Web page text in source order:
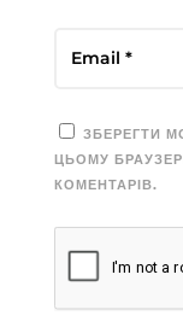
ЗБЕРЕГТИ
ЦЬОМУ
КОМЕНТАРІВ.